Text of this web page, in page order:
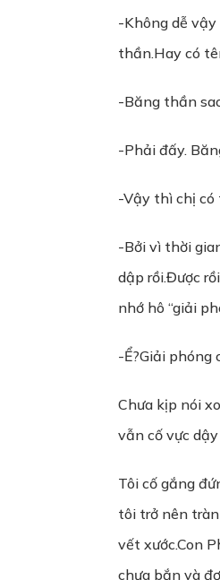
-Không dễ vậy
thần.Hay có
-Băng thần
-Phải đấy.
-Vậy thì chị có
-Bởi vì thời
dập rồi.Được
nhớ hô “giải
-Ể?Giải phóng
Chưa kịp nói
vẫn cố vực
Tôi cố gắng
tôi trở nên
vết xước.Con
chưa bắn và